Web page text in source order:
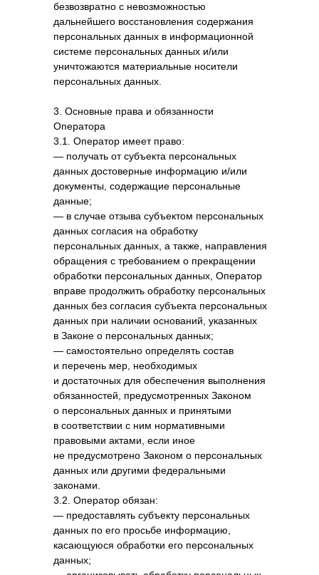
безвозвратно с невозможностью
дальнейшего восстановления содержания
персональных данных в информационной
системе персональных данных и/или
уничтожаются материальные носители
персональных данных.
3. Основные права и обязанности
Оператора
3.1. Оператор имеет право:
— получать от субъекта персональных
данных достоверные информацию и/или
документы, содержащие персональные
данные;
— в случае отзыва субъектом персональных
данных согласия на обработку
персональных данных, а также, направления
обращения с требованием о прекращении
обработки персональных данных, Оператор
вправе продолжить обработку персональных
данных без согласия субъекта персональных
данных при наличии оснований, указанных
в Законе о персональных данных;
— самостоятельно определять состав
и перечень мер, необходимых
и достаточных для обеспечения выполнения
обязанностей, предусмотренных Законом
о персональных данных и принятыми
в соответствии с ним нормативными
правовыми актами, если иное
не предусмотрено Законом о персональных
данных или другими федеральными
законами.
3.2. Оператор обязан:
— предоставлять субъекту персональных
данных по его просьбе информацию,
касающуюся обработки его персональных
данных;